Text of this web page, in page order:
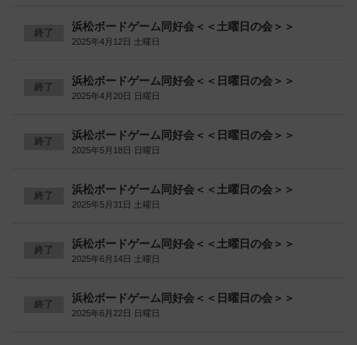
終了 浜松ボードゲーム同好会＜＜土曜日の会＞＞
2025年4月12日 土曜日
終了 浜松ボードゲーム同好会＜＜日曜日の会＞＞
2025年4月20日 日曜日
終了 浜松ボードゲーム同好会＜＜日曜日の会＞＞
2025年5月18日 日曜日
終了 浜松ボードゲーム同好会＜＜土曜日の会＞＞
2025年5月31日 土曜日
終了 浜松ボードゲーム同好会＜＜土曜日の会＞＞
2025年6月14日 土曜日
終了 浜松ボードゲーム同好会＜＜日曜日の会＞＞
2025年6月22日 日曜日